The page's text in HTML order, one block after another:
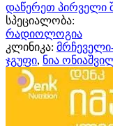
დაწერეთ პირველი
სპეციალობა:
რადიოლოგია
კლინიკა:
ჯგუფი, ნია